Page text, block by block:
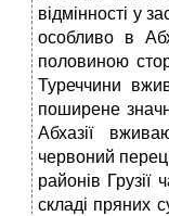
відмінності у
особливо в
половиною
Туреччини
поширене
Абхазії
червоний
районів
складі пряних